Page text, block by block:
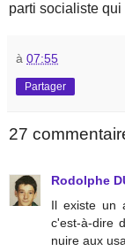
parti socialiste qui
à 07:55
Partager
27
Rodolphe
Il existe un
c'est-à-dire
nuire aux